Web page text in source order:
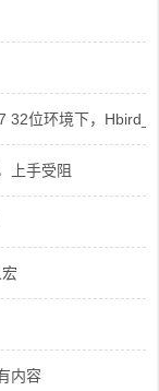
32位环境下，
上手受阻
内容